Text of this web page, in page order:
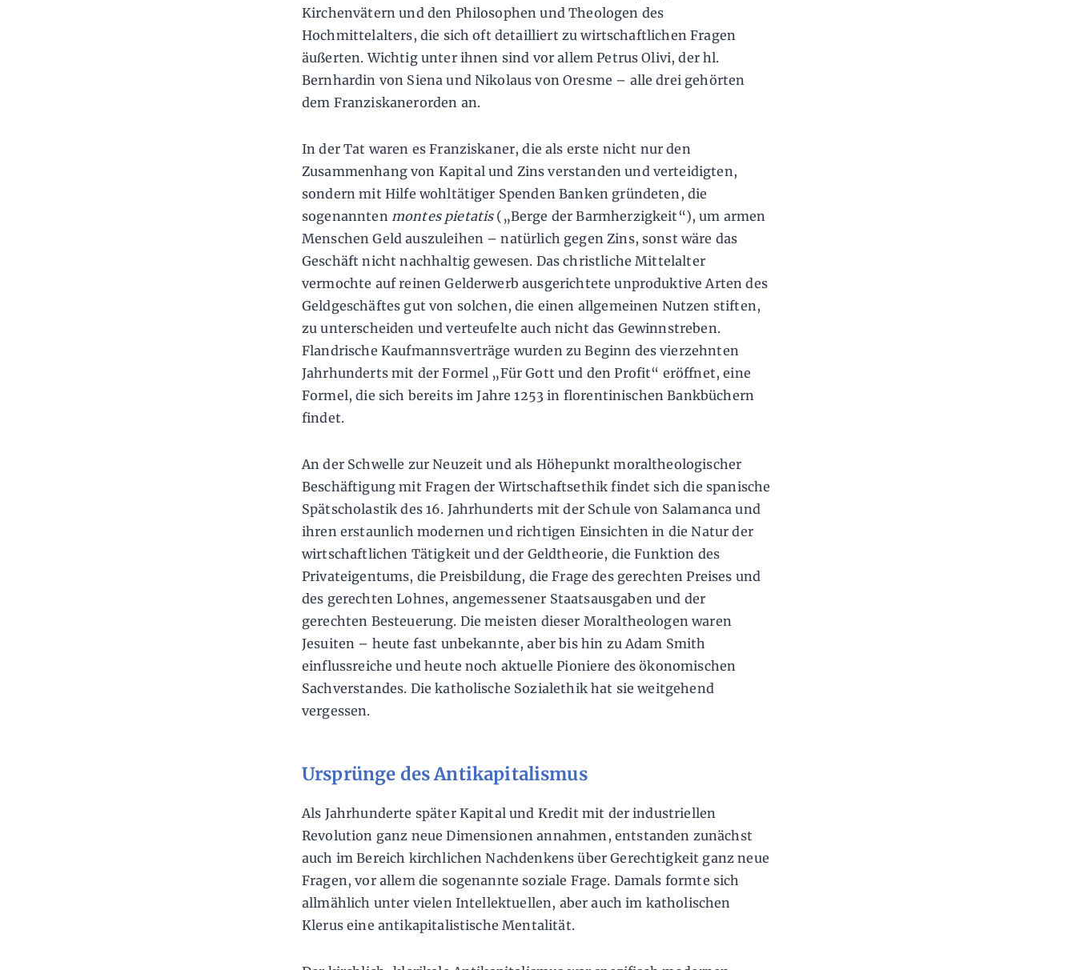
Kirchenvätern und den Philosophen und Theologen des
Hochmittelalters, die sich oft detailliert zu wirtschaftlichen Fragen
äußerten. Wichtig unter ihnen sind vor allem Petrus Olivi, der hl.
Bernhardin von Siena und Nikolaus von Oresme – alle drei gehörten
dem Franziskanerorden an.
In der Tat waren es Franziskaner, die als erste nicht nur den
Zusammenhang von Kapital und Zins verstanden und verteidigten,
sondern mit Hilfe wohltätiger Spenden Banken gründeten, die
sogenannten montes pietatis(„Berge der Barmherzigkeit“), um armen
Menschen Geld auszuleihen – natürlich gegen Zins, sonst wäre das
Geschäft nicht nachhaltig gewesen. Das christliche Mittelalter
vermochte auf reinen Gelderwerb ausgerichtete unproduktive Arten des
Geldgeschäftes gut von solchen, die einen allgemeinen Nutzen stiften,
zu unterscheiden und verteufelte auch nicht das Gewinnstreben.
Flandrische Kaufmannsverträge wurden zu Beginn des vierzehnten
Jahrhunderts mit der Formel „Für Gott und den Profit“ eröffnet, eine
Formel, die sich bereits im Jahre 1253 in florentinischen Bankbüchern
findet.
An der Schwelle zur Neuzeit und als Höhepunkt moraltheologischer
Beschäftigung mit Fragen der Wirtschaftsethik findet sich die spanische
Spätscholastik des 16. Jahrhunderts mit der Schule von Salamanca und
ihren erstaunlich modernen und richtigen Einsichten in die Natur der
wirtschaftlichen Tätigkeit und der Geldtheorie, die Funktion des
Privateigentums, die Preisbildung, die Frage des gerechten Preises und
des gerechten Lohnes, angemessener Staatsausgaben und der
gerechten Besteuerung. Die meisten dieser Moraltheologen waren
Jesuiten – heute fast unbekannte, aber bis hin zu Adam Smith
einflussreiche und heute noch aktuelle Pioniere des ökonomischen
Sachverstandes. Die katholische Sozialethik hat sie weitgehend
vergessen.
Ursprünge des Antikapitalismus
Als Jahrhunderte später Kapital und Kredit mit der industriellen
Revolution ganz neue Dimensionen annahmen, entstanden zunächst
auch im Bereich kirchlichen Nachdenkens über Gerechtigkeit ganz neue
Fragen, vor allem die sogenannte soziale Frage. Damals formte sich
allmählich unter vielen Intellektuellen, aber auch im katholischen
Klerus eine antikapitalistische Mentalität.